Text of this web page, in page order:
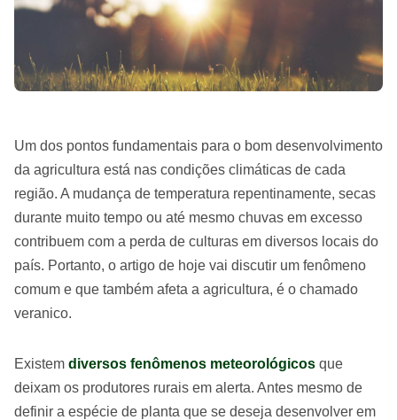
Um dos pontos fundamentais para o bom desenvolvimento
da agricultura está nas condições climáticas de cada
região. A mudança de temperatura repentinamente, secas
durante muito tempo ou até mesmo chuvas em excesso
contribuem com a perda de culturas em diversos locais do
país. Portanto, o artigo de hoje vai discutir um fenômeno
comum e que também afeta a agricultura, é o chamado
veranico.
Existem diversos fenômenos meteorológicos que
deixam os produtores rurais em alerta. Antes mesmo de
definir a espécie de planta que se deseja desenvolver em